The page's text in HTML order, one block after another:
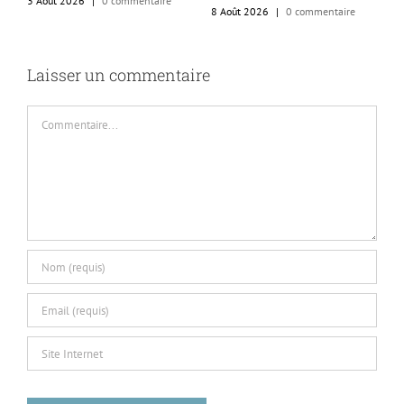
8 Août 2026
| 0 commentaire
Laisser un commentaire